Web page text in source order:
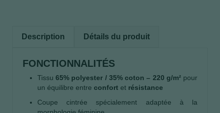
Description Détails du produit
FONCTIONNALITÉS
Tissu65% polyester / 35% coton – 220 g/m² pour
un équilibre entre confort et résistance
Coupe cintrée spécialement adaptée à la